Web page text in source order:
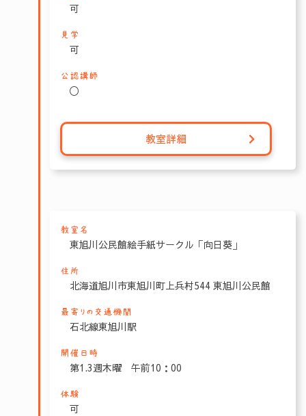
可
見学
可
公認講師
〇
教室詳細
教室名
東旭川公民館絵手紙サークル「向日葵」
住所
北海道旭川市東旭川町上兵村544 東旭川公民館
最寄りの交通機関
石北線東旭川駅
開催日時
第1.3週木曜 午前10：00
体験
可